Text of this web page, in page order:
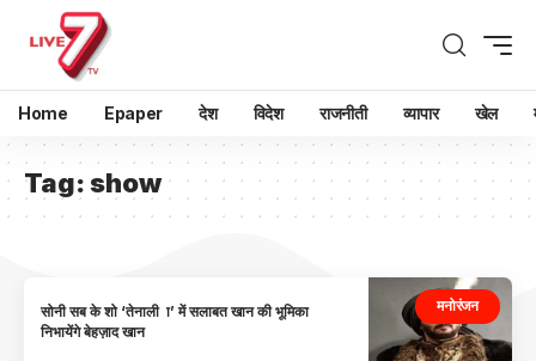
Home Epaper देश विदेश राजनीती व्यापार खेल
Tag:show
मनोरंजन
सोनी सब के शो ‘तेनाली ा’ में सलाबत खान की भूमिका
निभायेंगे बेहज़ाद खान